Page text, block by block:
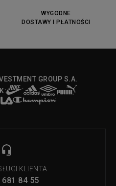
WYGODNE
DOSTAWY I PŁATNOŚCI
GROUP S.A.
KLIENTA
681 84 55